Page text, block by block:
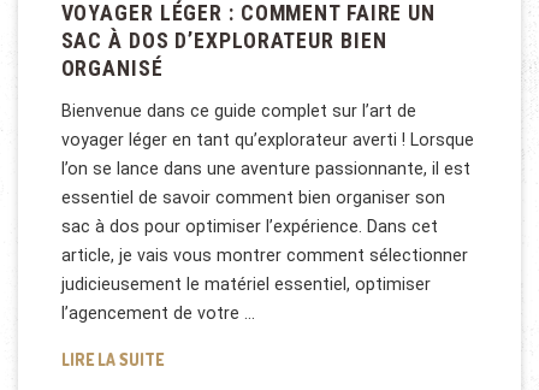
VOYAGER LÉGER : COMMENT FAIRE UN
SAC À DOS D’EXPLORATEUR BIEN
ORGANISÉ
Bienvenue dans ce guide complet sur l’art de
voyager léger en tant qu’explorateur averti ! Lorsque
l’on se lance dans une aventure passionnante, il est
essentiel de savoir comment bien organiser son
sac à dos pour optimiser l’expérience. Dans cet
article, je vais vous montrer comment sélectionner
judicieusement le matériel essentiel, optimiser
l’agencement de votre …
LIRE LA SUITEVOYAGER LÉGER : COMMENT FAIRE UN SAC À DOS